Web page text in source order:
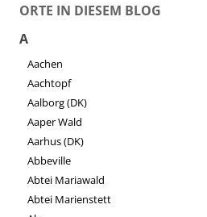
ORTE IN DIESEM BLOG
A
Aachen
Aachtopf
Aalborg (DK)
Aaper Wald
Aarhus (DK)
Abbeville
Abtei Mariawald
Abtei Marienstett